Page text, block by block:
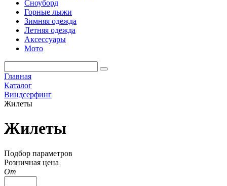
Сноуборд
Горные лыжи
Зимняя одежда
Летняя одежда
Аксессуары
Мото
Главная
Каталог
Виндсерфинг
Жилеты
Жилеты
Подбор параметров
Розничная цена
От